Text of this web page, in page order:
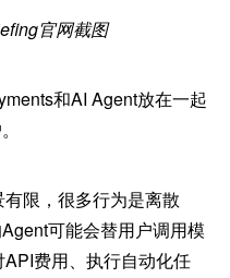
官网截图
和AI Agent放在一起
限，很多行为是离散
可能会替用户调用模
费用、执行自动化任